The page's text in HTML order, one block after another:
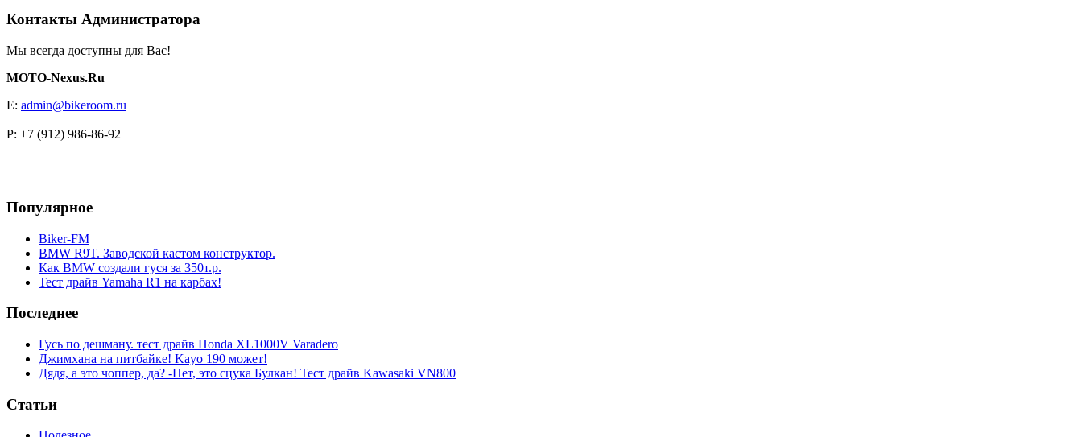
Контакты Администратора
Мы всегда доступны для Вас!
MOTO-Nexus.Ru
E: admin@bikeroom.ru
P: +7 (912) 986-86-92
Популярное
Biker-FM
BMW R9T. Заводской кастом конструктор.
Как BMW создали гуся за 350т.р.
Тест драйв Yamaha R1 на карбах!
Последнее
Гусь по дешману. тест драйв Honda XL1000V Varadero
Джимхана на питбайке! Kayo 190 может!
Дядя, а это чоппер, да? -Нет, это сцука Булкан! Тест драйв Kawasaki VN800
Статьи